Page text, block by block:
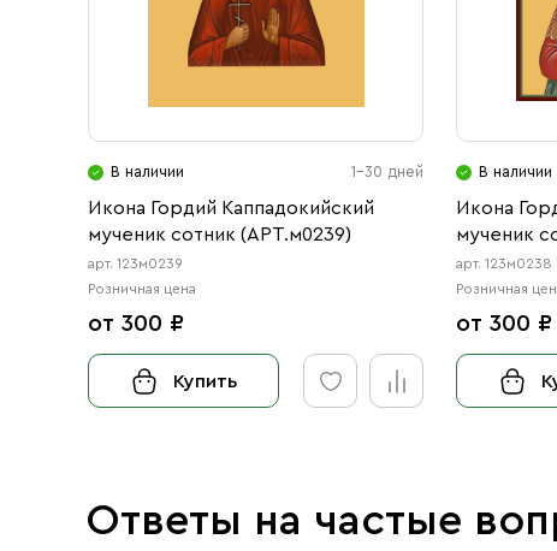
В наличии 1-30 дней
Икона Гордий Каппадокийский
мученик сотник (АРТ.м0239)
арт. 123м0239
Розничная цена
от 300 ₽
Купить
В наличии
Икона
мученик
арт. 123м0238
Розничная
от 300 ₽
Ответы на частые